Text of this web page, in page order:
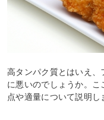
高タンパク質とはいえ
に悪いのでしょうか。
点や適量について説明し